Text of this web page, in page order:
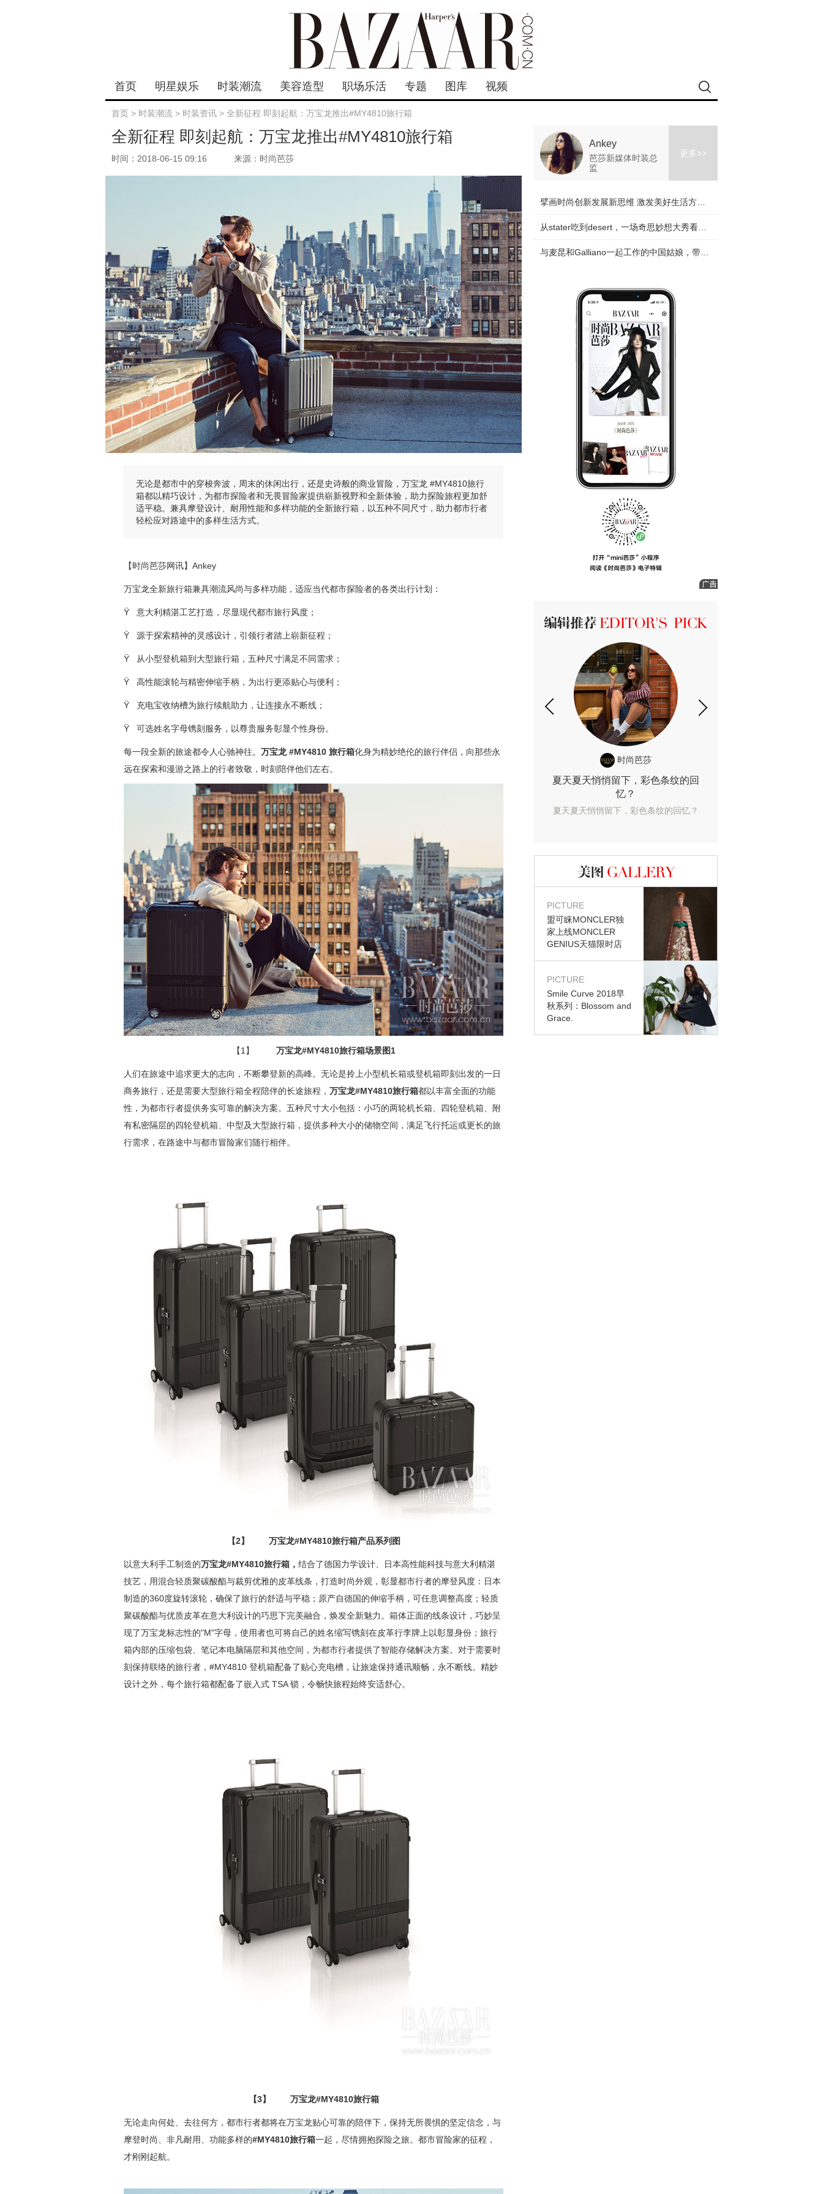
首页 明星娱乐 时装潮流 美容造型 职场乐活 专题 图库 视频
首页 > 时装潮流 > 时装资讯 > 全新征程 即刻起航：万宝龙推出#MY4810旅行箱
全新征程 即刻起航：万宝龙推出#MY4810旅行箱
时间：2018-06-15 09:16 来源：时尚芭莎
无论是都市中的穿梭奔波，周末的休闲出行，还是史诗般的商业冒险，万宝龙 #MY4810旅行
箱都以精巧设计，为都市探险者和无畏冒险家提供崭新视野和全新体验，助力探险旅程更加舒
适平稳。兼具摩登设计、耐用性能和多样功能的全新旅行箱，以五种不同尺寸，助力都市行者
轻松应对路途中的多样生活方式。
【时尚芭莎网讯】Ankey
万宝龙全新旅行箱兼具潮流风尚与多样功能，适应当代都市探险者的各类出行计划：
Ÿ 意大利精湛工艺打造，尽显现代都市旅行风度；
Ÿ 源于探索精神的灵感设计，引领行者踏上崭新征程；
Ÿ 从小型登机箱到大型旅行箱，五种尺寸满足不同需求；
Ÿ 高性能滚轮与精密伸缩手柄，为出行更添贴心与便利；
Ÿ 充电宝收纳槽为旅行续航助力，让连接永不断线；
Ÿ 可选姓名字母镌刻服务，以尊贵服务彰显个性身份。
每一段全新的旅途都令人心驰神往。 万宝龙 #MY4810 旅行箱化身为精妙绝伦的旅行伴侣，向那些永
远在探索和漫游之路上的行者致敬，时刻陪伴他们左右。
【1】 万宝龙#MY4810旅行箱场景图1
人们在旅途中追求更大的志向，不断攀登新的高峰。无论是拎上小型机长箱或登机箱即刻出发的一日
商务旅行，还是需要大型旅行箱全程陪伴的长途旅程， 万宝龙#MY4810旅行箱都以丰富全面的功能
性，为都市行者提供务实可靠的解决方案。五种尺寸大小包括：小巧的两轮机长箱、四轮登机箱、附
有私密隔层的四轮登机箱、中型及大型旅行箱，提供多种大小的储物空间，满足飞行托运或更长的旅
行需求，在路途中与都市冒险家们随行相伴。
【2】 万宝龙#MY4810旅行箱产品系列图
以意大利手工制造的万宝龙#MY4810旅行箱， 结合了德国力学设计、日本高性能科技与意大利精湛
技艺，用混合轻质聚碳酸酯与裁剪优雅的皮革线条，打造时尚外观，彰显都市行者的摩登风度：日本
制造的360度旋转滚轮，确保了旅行的舒适与平稳；原产自德国的伸缩手柄，可任意调整高度；轻质
聚碳酸酯与优质皮革在意大利设计的巧思下完美融合，焕发全新魅力。箱体正面的线条设计，巧妙呈
现了万宝龙标志性的"M"字母，使用者也可将自己的姓名缩写镌刻在皮革行李牌上以彰显身份；旅行
箱内部的压缩包袋、笔记本电脑隔层和其他空间，为都市行者提供了智能存储解决方案。对于需要时
刻保持联络的旅行者，#MY4810 登机箱配备了贴心充电槽，让旅途保持通讯顺畅，永不断线。精妙
设计之外，每个旅行箱都配备了嵌入式 TSA 锁，令畅快旅程始终安适舒心。
【3】 万宝龙#MY4810旅行箱
无论走向何处、去往何方，都市行者都将在万宝龙贴心可靠的陪伴下，保持无所畏惧的坚定信念，与
摩登时尚、非凡耐用、功能多样的#MY4810旅行箱一起，尽情拥抱探险之旅。都市冒险家的征程，
才刚刚起航。
Ankey
芭莎新媒体时装总
监
更多>>
时尚芭莎
夏天夏天悄悄留下，彩色条纹的回
忆？
夏天夏天悄悄留下，彩色条纹的回忆？
图库
PICTURE
盟可睐MONCLER独
家上线MONCLER
GENIUS天猫限时店
PICTURE
Smile Curve 2018早
秋系列：Blossom and
Grace.